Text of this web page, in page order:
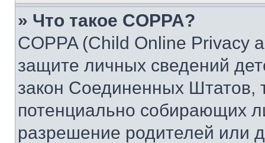
» Что такое COPPA?
COPPA (Child Online Privacy
защите личных сведений
закон Соединенных Штатов,
потенциально собирающих
разрешение родителей или